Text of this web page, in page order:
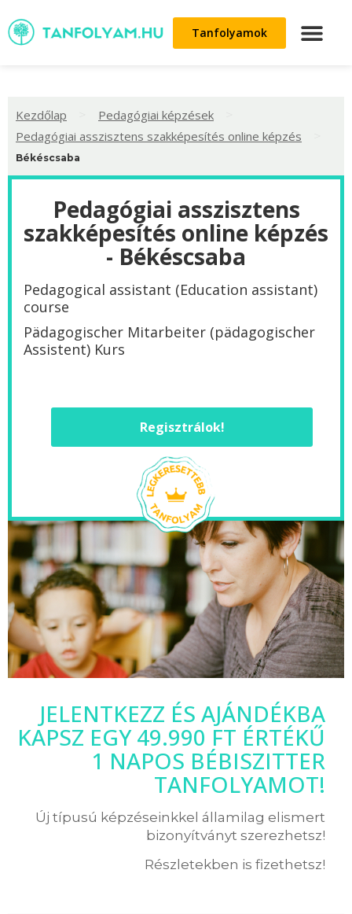
Tanfolyamok
Kezdőlap Pedagógiai képzések
Pedagógiai asszisztens szakképesítés online képzés
Békéscsaba
Pedagógiai asszisztens
szakképesítés online képzés
- Békéscsaba
Pedagogical assistant (Education assistant)
course
Pädagogischer Mitarbeiter (pädagogischer
Assistent) Kurs
Regisztrálok!
JELENTKEZZ ÉS AJÁNDÉKBA
KAPSZ EGY 49.990 FT ÉRTÉKŰ
1 NAPOS BÉBISZITTER
TANFOLYAMOT!
Új típusú képzéseinkkel államilag elismert
bizonyítványt szerezhetsz!
Részletekben is fizethetsz!